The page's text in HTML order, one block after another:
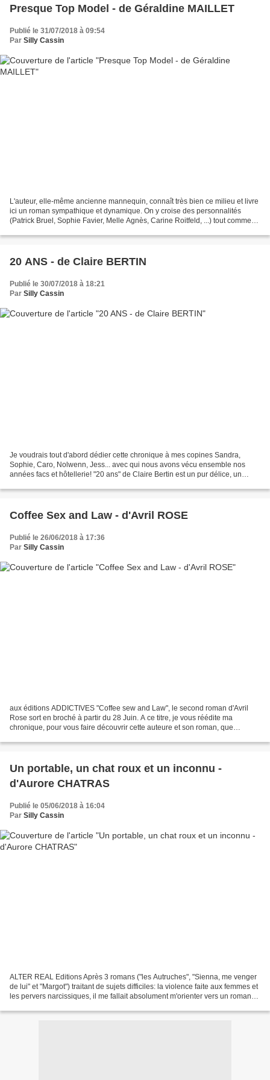
Presque Top Model - de Géraldine MAILLET
Publié le 31/07/2018 à 09:54
Par Silly Cassin
L'auteur, elle-même ancienne mannequin, connaît très bien ce milieu et livre
ici un roman sympathique et dynamique. On y croise des personnalités
(Patrick Bruel, Sophie Favier, Melle Agnès, Carine Roitfeld, ...) tout comme
20 ANS - de Claire BERTIN
Publié le 30/07/2018 à 18:21
Par Silly Cassin
Je voudrais tout d'abord dédier cette chronique à mes copines Sandra,
Sophie, Caro, Nolwenn, Jess... avec qui nous avons vécu ensemble nos
années facs et hôtellerie! "20 ans" de Claire Bertin est un pur délice, un
Coffee Sex and Law - d'Avril ROSE
Publié le 26/06/2018 à 17:36
Par Silly Cassin
aux éditions ADDICTIVES "Coffee sew and Law", le second roman d'Avril
Rose sort en broché à partir du 28 Juin. A ce titre, je vous réédite ma
chronique, pour vous faire découvrir cette auteure et son roman, que
Un portable, un chat roux et un inconnu -
d'Aurore CHATRAS
Publié le 05/06/2018 à 16:04
Par Silly Cassin
ALTER REAL Editions Après 3 romans ("les Autruches", "Sienna, me venger
de lui" et "Margot") traitant de sujets difficiles: la violence faite aux femmes et
les pervers narcissiques, il me fallait absolument m'orienter vers un roman